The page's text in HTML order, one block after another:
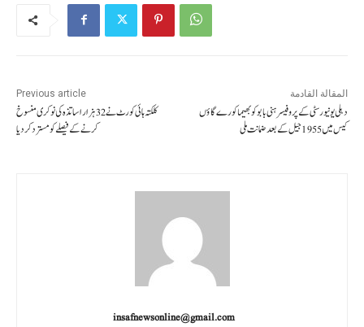
Previous article
کلکتہ ہائی کورٹ نے32ہزار اساتذہ کی نوکری منسوخ
کرنے کے فیصلے کو مسترد کردیا
المقالة القادمة
دہلی یونیورسٹی کے پروفیسر ہنی بابو کو بھیما کورے گاؤں
کیس میں 1955جیل کے بعد ضمانت ملی
insafnewsonline@gmail.com